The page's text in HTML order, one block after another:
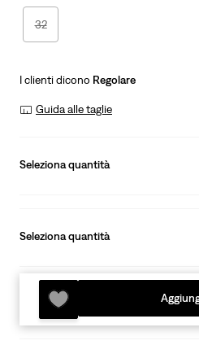
32
I clienti dicono Regolare
Guida alle taglie
Seleziona quantità
Seleziona quantità